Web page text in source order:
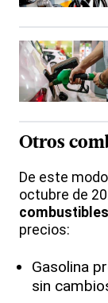
Otros
De este
octubre de
combustibles
precios:
Gasolina
sin